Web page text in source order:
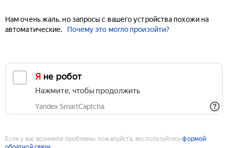
Нам очень жаль, но запросы с вашего устройства похожи на
автоматические.
Почему это могло произойти?
Я не робот
Нажмите, чтобы продолжить
Yandex SmartCaptcha
Если у вас возникли проблемы, пожалуйста, воспользуйтесьформой